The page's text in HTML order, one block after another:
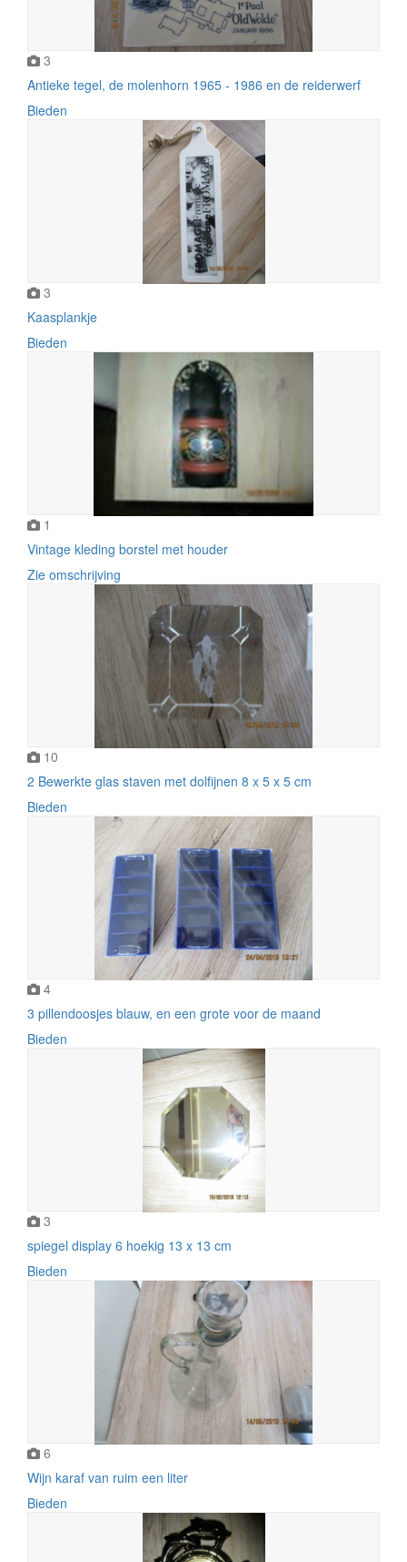
3
Antieke tegel, de molenhorn 1965 - 1986 en de reiderwerf
Bieden
3
Kaasplankje
Bieden
1
Vintage kleding borstel met houder
Zie omschrijving
10
2 Bewerkte glas staven met dolfijnen 8 x 5 x 5 cm
Bieden
4
3 pillendoosjes blauw, en een grote voor de maand
Bieden
3
spiegel display 6 hoekig 13 x 13 cm
Bieden
6
Wijn karaf van ruim een liter
Bieden